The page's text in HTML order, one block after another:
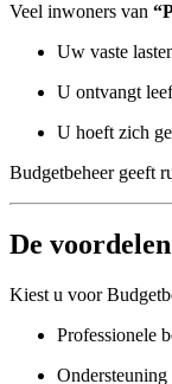
Veel inwoners van
Uw vaste
U ontvangt
U hoeft zich
Budgetbeheer geeft
De
Kiest u voor
Professionele